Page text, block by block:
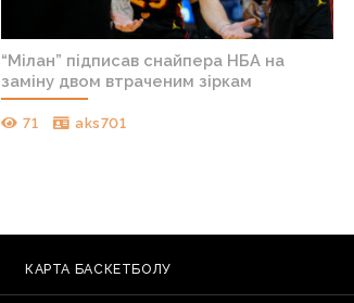
“Мілан” підписав снайпера НБА на
заміну двом втраченим зіркам
71 aks701
КАРТА БАСКЕТБОЛУ